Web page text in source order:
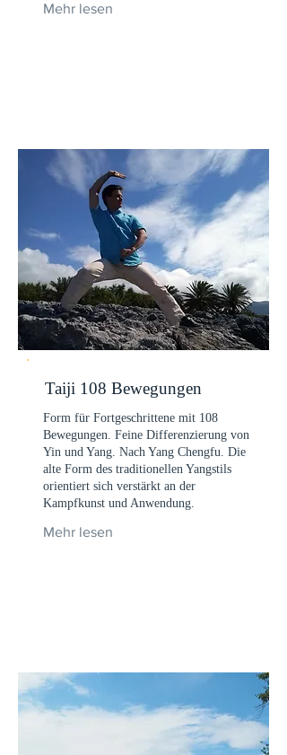
Mehr lesen
Taiji 108 Bewegungen
Form für Fortgeschrittene mit 108
Bewegungen. Feine Differenzierung von
Yin und Yang. Nach Yang Chengfu. Die
alte Form des traditionellen Yangstils
orientiert sich verstärkt an der
Kampfkunst und Anwendung.
Mehr lesen